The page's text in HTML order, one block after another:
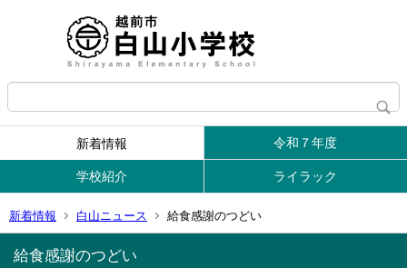
新着情報 令和７年度
学校紹介 ライラック
新着情報 白山ニュース 給食感謝のつどい
給食感謝のつどい